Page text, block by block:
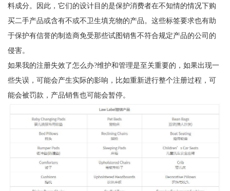
料成分。因此，它们的设计目的是保护消费者在不知情的情况下购
买二手产品或含有不或不卫生填充物的产品。这些标签要求也有助
于保护有信誉的制造商免受那些试图销售不符合规定产品的公司的
侵害。
如果我的注册失效了怎么办?维护和管理是至关重要的，如果出现一
些失误，可能会产生实际的影响，比如重新进行整个注册过程，可
能会被罚款，产品销售也可能会暂停。